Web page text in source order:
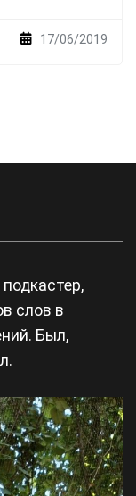
17/06/2019
слов в
Был,